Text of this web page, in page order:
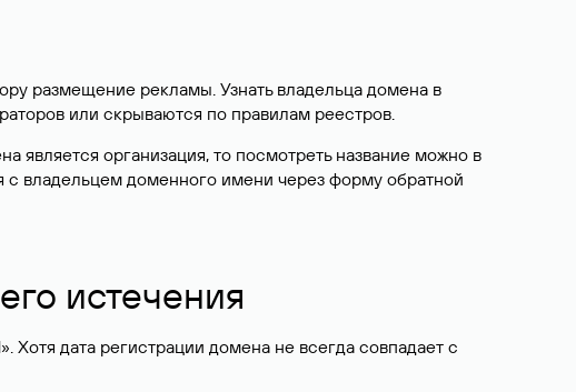
размещение рекламы. Узнать владельца домена в
или скрываются по правилам реестров.
является организация, то посмотреть название можно в
с владельцем доменного имени через форму обратной
истечения
Хотя дата регистрации домена не всегда совпадает с